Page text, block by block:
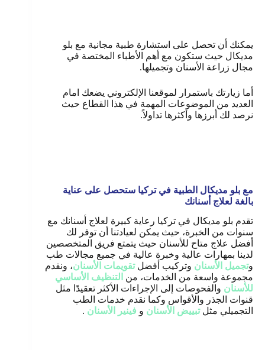
يمكنك أن تحصل على استشارة طبية مجانية مع بلو
مديكال حيث ستكون مع أهم الأطباء المختصة في
مجال زراعة الأسنان وتجميلها.
أما زيارتك باستمرار لموقعنا الإلكتروني يضعك امام
العديد من الموضوعات المهمة في هذا القطاع حيث
نرصد لك أبرزها وأكثرها تداولاً.
مع بلو مديكال الطبية في تركيا ستحصل على عناية
بالغة لعلاج أسنانك
تقدم بلو مديكال في تركيا رعاية كبيرة لعلاج أسنانك مع
سنوات من الخبرة، حيث يمكن لعيادتنا أن توفر لك
أفضل علاج متاح للأسنان حيث يتمتع فريق المتخصصين
لدينا بمهارات عالية وخبرة عالية في جميع مجالات طب
وتجميل الأسنان وتركيب أفضل تقويمات الأسنان، ونقدم
مجموعة واسعة من الخدمات، من التنظيف الأساسي
للأسنان والفحوصات إلى الإجراءات الأكثر تعقيدًا مثل
قنوات الجذر والأقواس وكما نقدم خدمات الطب
التجميلي مثل تبييض الأسنان و فينير الأسنان .